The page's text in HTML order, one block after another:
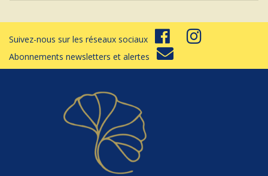
Suivez-nous sur les réseaux sociaux
Abonnements newsletters et alertes